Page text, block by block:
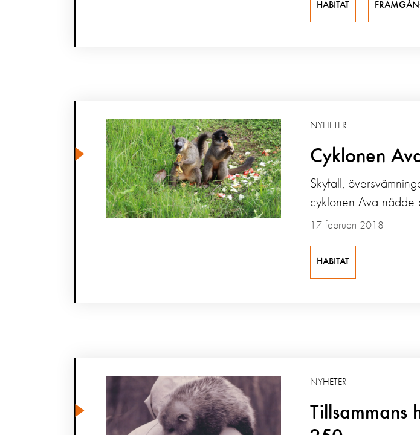
HABITAT
Cyklonen
NYHETER
17 februari 2018
Skyfall,
cyklonen Ava nådde
HABITAT
Tillsammans
NYHETER